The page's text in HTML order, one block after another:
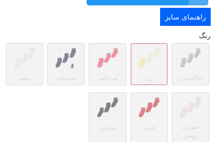
راهنمای سایز
رنگ
خاکستری زرد سرخابی سرمه‌ای سفید
صورتی
روشن
قرمز مشکی